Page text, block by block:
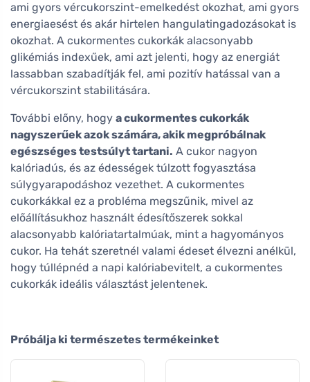
ami gyors vércukorszint-emelkedést okozhat, ami gyors
energiaesést és akár hirtelen hangulatingadozásokat is
okozhat. A cukormentes cukorkák alacsonyabb
glikémiás indexűek, ami azt jelenti, hogy az energiát
lassabban szabadítják fel, ami pozitív hatással van a
vércukorszint stabilitására.
További előny, hogy a cukormentes cukorkák
nagyszerűek azok számára, akik megpróbálnak
egészséges testsúlyt tartani. A cukor nagyon
kalóriadús, és az édességek túlzott fogyasztása
súlygyarapodáshoz vezethet. A cukormentes
cukorkákkal ez a probléma megszűnik, mivel az
előállításukhoz használt édesítőszerek sokkal
alacsonyabb kalóriatartalmúak, mint a hagyományos
cukor. Ha tehát szeretnél valami édeset élvezni anélkül,
hogy túllépnéd a napi kalóriabevitelt, a cukormentes
cukorkák ideális választást jelentenek.
Próbálja ki természetes termékeinket